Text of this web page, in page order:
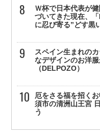
Ｗ杯で日本代表が
づいてきた現在、
に忍び寄る”どす黒
スペイン生まれの
なデザインのお洋
（DELPOZO）
厄をさる福を招く
須市の清洲山王宮
う